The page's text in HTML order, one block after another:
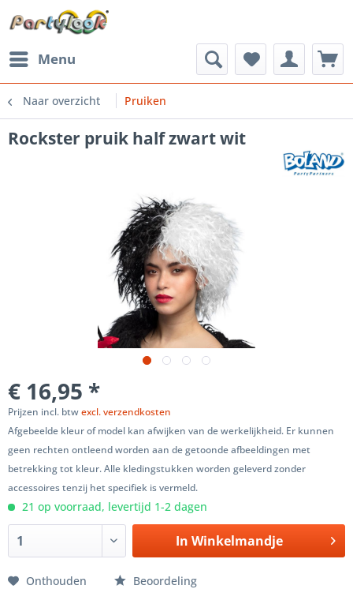
Menu
Naar overzicht Pruiken
Rockster pruik half zwart wit
€ 16,95 *
Prijzen incl. btwexcl. verzendkosten
Afgebeelde kleur of model kan afwijken van de werkelijkheid. Er kunnen
geen rechten ontleend worden aan de getoonde afbeeldingen met
betrekking tot kleur. Alle kledingstukken worden geleverd zonder
accessoires tenzij het specifiek is vermeld.
21 op voorraad, levertijd 1-2 dagen
In Winkelmandje
Onthouden Beoordeling